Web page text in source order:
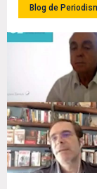
Blog de